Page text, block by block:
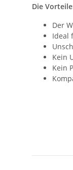
Die
Der
Ideal
Kein
Kein